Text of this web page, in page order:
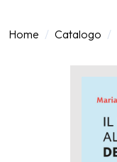
Home Catalogo